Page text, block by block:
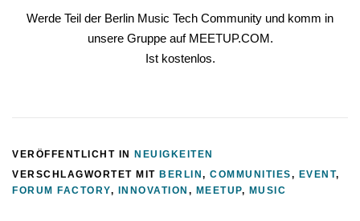
Werde Teil der Berlin Music Tech Community und komm in
unsere Gruppe auf MEETUP.COM.
Ist kostenlos.
VERÖFFENTLICHT IN
NEUIGKEITEN
VERSCHLAGWORTET MIT BERLIN , COMMUNITIES, EVENT,
FORUM FACTORY, INNOVATION , MEETUP, MUSIC